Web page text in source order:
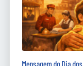
Mensagem do Dia